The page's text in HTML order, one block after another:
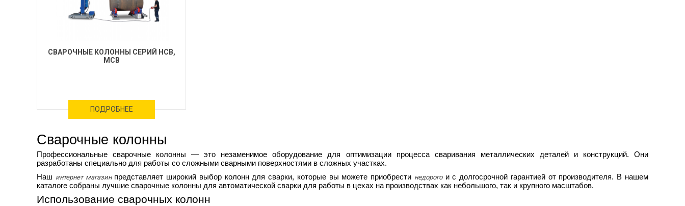
СВАРОЧНЫЕ КОЛОННЫ СЕРИЙ HCB,
MCB
ПОДРОБНЕЕ
Сварочные колонны
Профессиональныесварочные колонны — это незаменимое оборудование для оптимизации процесса сваривания металлических деталей и конструкций. Они
разработаны специально для работы со сложными сварными поверхностями в сложных участках.
Наш интернет магазинпредставляет широкий выбор колонн для сварки, которые вы можете приобрести недорогои с долгосрочной гарантией от производителя. В нашем
каталоге собраны лучшие сварочные колонны для автоматической сварки для работы в цехах на производствах как небольшого, так и крупного масштабов.
Использование сварочных колонн